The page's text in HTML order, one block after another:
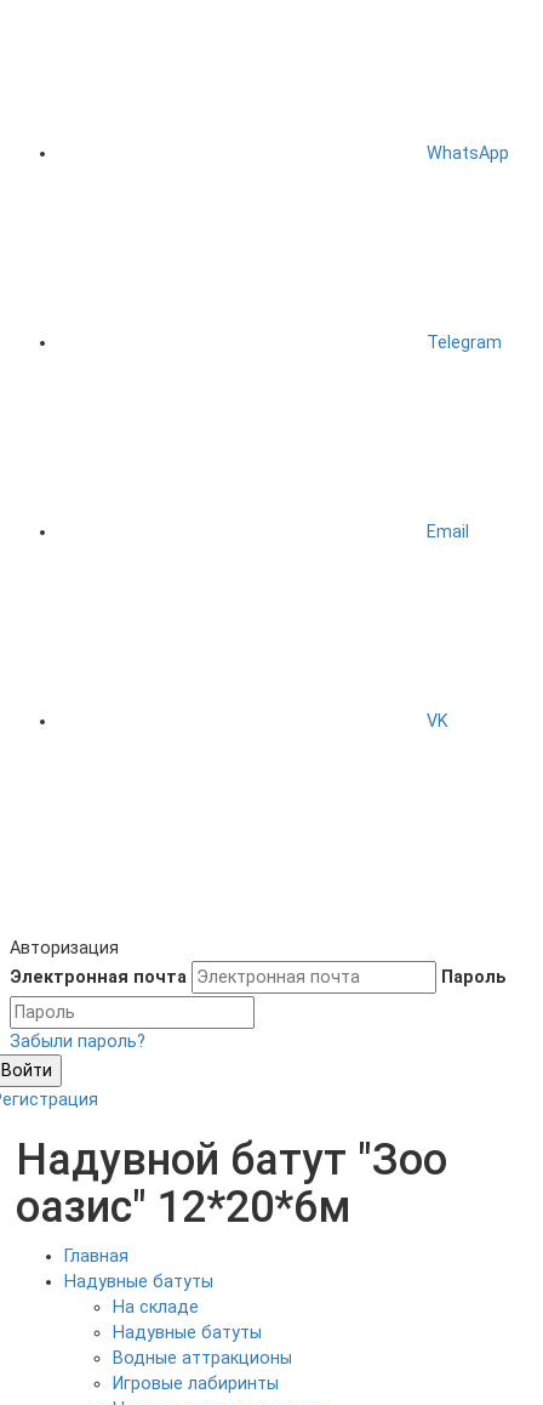
WhatsApp
Telegram
Email
VK
Авторизация
Электронная почта
Пароль
Забыли пароль?
Войти
Надувной батут "Зоо
оазис" 12*20*6м
Главная
Надувные батуты
На складе
Надувные батуты
Водные аттракционы
Игровые лабиринты